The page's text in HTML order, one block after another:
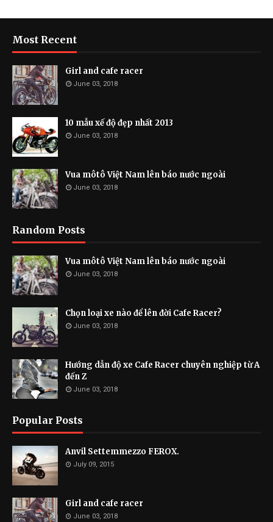
Most Recent
Girl and cafe racer
June 03, 2018
10 mẫu xế độ đẹp nhất 2013
June 03, 2018
Vua môtô Việt Nam lên báo nước ngoài
June 03, 2018
Random Posts
Vua môtô Việt Nam lên báo nước ngoài
June 03, 2018
Chọn loại xe nào để lên đời Cafe Racer?
June 03, 2018
Hướng dẫn độ xe Cafe Racer chuyên nghiệp từ A
đến Z
June 03, 2018
Popular Posts
Anvil Settemmezzo FEROX.
July 09, 2015
Girl and cafe racer
June 03, 2018